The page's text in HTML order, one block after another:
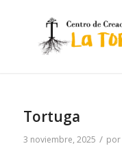
Tortuga
3 noviembre, 2025 / por